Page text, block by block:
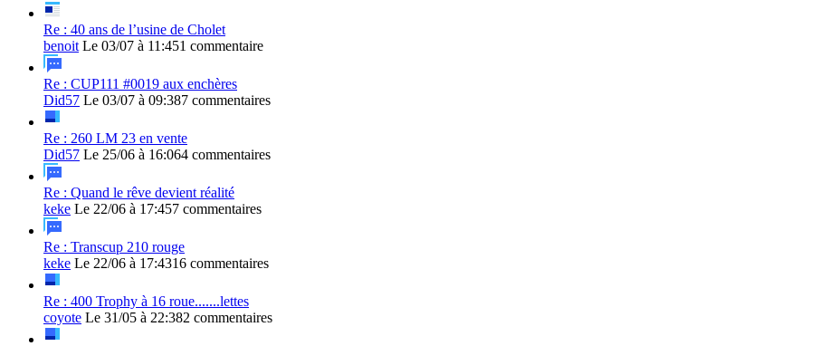
Re : 40 ans de l’usine de Cholet
benoit Le 03/07 à 11:451 commentaire
Re : CUP111 #0019 aux enchères
Did57 Le 03/07 à 09:387 commentaires
Re : 260 LM 23 en vente
Did57 Le 25/06 à 16:064 commentaires
Re : Quand le rêve devient réalité
keke Le 22/06 à 17:457 commentaires
Re : Transcup 210 rouge
keke Le 22/06 à 17:4316 commentaires
Re : 400 Trophy à 16 roue.......lettes
coyote Le 31/05 à 22:382 commentaires